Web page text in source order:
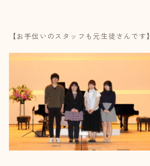
【お手伝いのスタッフも元生徒さんです】